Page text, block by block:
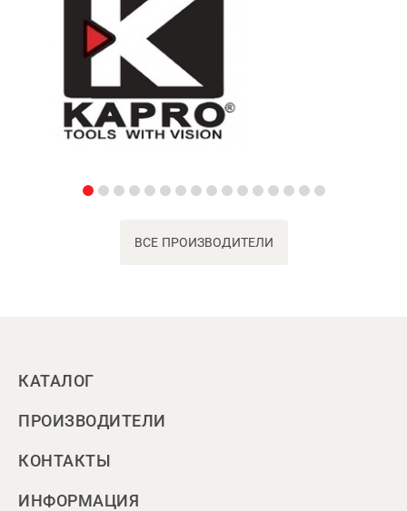
ВСЕ ПРОИЗВОДИТЕЛИ
КАТАЛОГ
ПРОИЗВОДИТЕЛИ
КОНТАКТЫ
ИНФОРМАЦИЯ